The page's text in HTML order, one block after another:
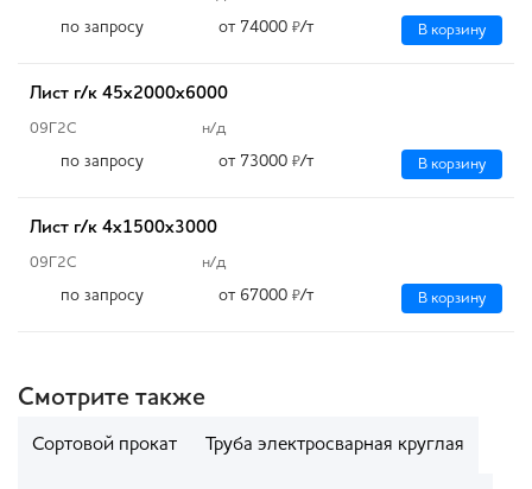
по запросу от 74000 ₽/т В корзину
Лист г/к 45х2000х6000
09Г2С н/д
по запросу от 73000 ₽/т В корзину
Лист г/к 4х1500х3000
09Г2С н/д
по запросу от 67000 ₽/т В корзину
Смотрите также
Сортовой прокат Труба электросварная круглая